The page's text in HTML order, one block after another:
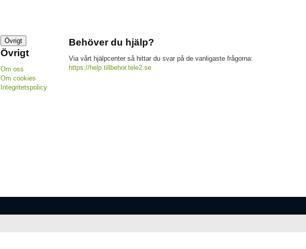
Övrigt
Övrigt
Om oss
Om cookies
Integritetspolicy
Behöver du hjälp?
Via vårt hjälpcenter så hittar du svar på de vanligaste frågorna:
https://help.tillbehor.tele2.se